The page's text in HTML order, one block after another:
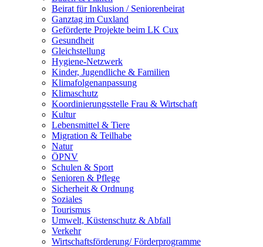
Beirat für Inklusion / Seniorenbeirat
Ganztag im Cuxland
Geförderte Projekte beim LK Cux
Gesundheit
Gleichstellung
Hygiene-Netzwerk
Kinder, Jugendliche & Familien
Klimafolgenanpassung
Klimaschutz
Koordinierungsstelle Frau & Wirtschaft
Kultur
Lebensmittel & Tiere
Migration & Teilhabe
Natur
ÖPNV
Schulen & Sport
Senioren & Pflege
Sicherheit & Ordnung
Soziales
Tourismus
Umwelt, Küstenschutz & Abfall
Verkehr
Wirtschaftsförderung/ Förderprogramme